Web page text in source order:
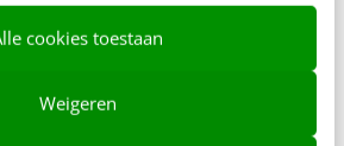
cookies toestaan
Weigeren
medewerker komt in elke